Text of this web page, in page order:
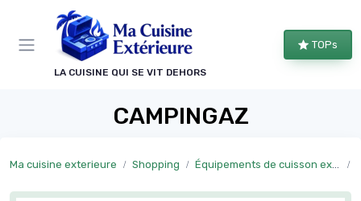
LA CUISINE QUI SE VIT DEHORS
TOPs
CAMPINGAZ
Ma cuisine exterieure Shopping Équipements de cuisson extérieure
Panneau de gestion des cookies